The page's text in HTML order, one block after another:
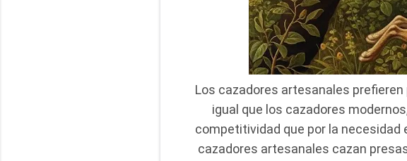
Los cazadores artesanales
igual que los cazadores
competitividad que por la necesidad
cazadores artesanales cazan